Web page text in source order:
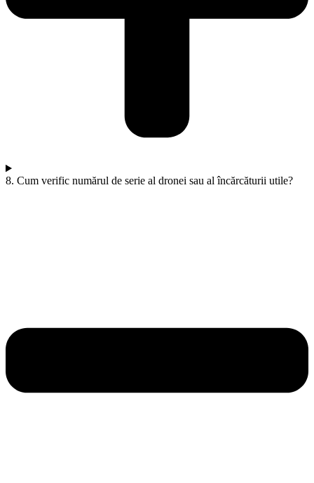
8. Cum verific numărul de serie al dronei sau al încărcăturii utile?